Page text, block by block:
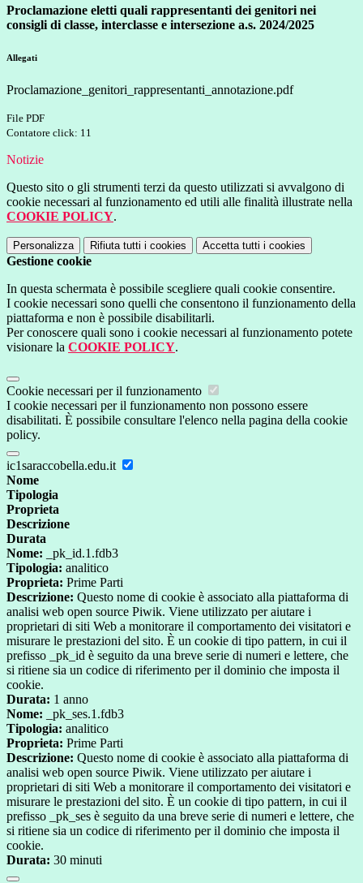
Proclamazione eletti quali rappresentanti dei genitori nei
consigli di classe, interclasse e intersezione a.s. 2024/2025
Allegati
Proclamazione_genitori_rappresentanti_annotazione.pdf
File PDF
Contatore click: 11
Notizie
Questo sito o gli strumenti terzi da questo utilizzati si avvalgono di
cookie necessari al funzionamento ed utili alle finalità illustrate nella
COOKIE POLICY.
Personalizza Rifiuta tutti i cookies Accetta tutti i cookies
Gestione cookie
In questa schermata è possibile scegliere quali cookie consentire.
I cookie necessari sono quelli che consentono il funzionamento della
piattaforma e non è possibile disabilitarli.
Per conoscere quali sono i cookie necessari al funzionamento potete
visionare la COOKIE POLICY.
Cookie necessari per il funzionamento
I cookie necessari per il funzionamento non possono essere
disabilitati. È possibile consultare l'elenco nella pagina della cookie
policy.
ic1saraccobella.edu.it
Nome
Tipologia
Proprieta
Descrizione
Durata
Nome: _pk_id.1.fdb3
Tipologia: analitico
Proprieta: Prime Parti
Descrizione: Questo nome di cookie è associato alla piattaforma di
analisi web open source Piwik. Viene utilizzato per aiutare i
proprietari di siti Web a monitorare il comportamento dei visitatori e
misurare le prestazioni del sito. È un cookie di tipo pattern, in cui il
prefisso _pk_id è seguito da una breve serie di numeri e lettere, che
si ritiene sia un codice di riferimento per il dominio che imposta il
cookie.
Durata: 1 anno
Nome: _pk_ses.1.fdb3
Tipologia: analitico
Proprieta: Prime Parti
Descrizione: Questo nome di cookie è associato alla piattaforma di
analisi web open source Piwik. Viene utilizzato per aiutare i
proprietari di siti Web a monitorare il comportamento dei visitatori e
misurare le prestazioni del sito. È un cookie di tipo pattern, in cui il
prefisso _pk_ses è seguito da una breve serie di numeri e lettere, che
si ritiene sia un codice di riferimento per il dominio che imposta il
cookie.
Durata: 30 minuti